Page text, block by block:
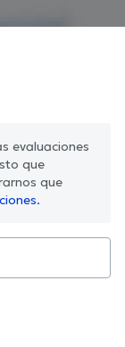
evaluaciones
que
que